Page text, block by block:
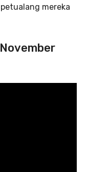
mereka